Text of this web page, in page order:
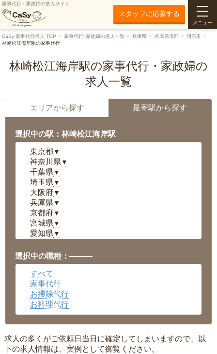
家事代行・家政婦の求人サイト
スタッフに応募する
メニュー
CaSy 家事代行求人 TOP 家事代行･家政婦の求人一覧 兵庫県 兵庫県市部
明石市
林崎松江海岸駅の家事代行
林崎松江海岸駅の家事代行・家政婦の
求人一覧
エリアから探す 最寄駅から探す
選択中の駅：林崎松江海岸駅
東京都▼
神奈川県 ▼
千葉県 ▼
埼玉県 ▼
大阪府▼
兵庫県 ▼
京都府▼
宮城県 ▼
愛知県 ▼
岡山県▼
広島県▼
沖縄県
選択中の職種：———
すべて
家事代行
お掃除代行
お料理代行
求人の多くがご依頼日当日に確定してしまいますので、以
下の求人情報は、実例として御覧ください。